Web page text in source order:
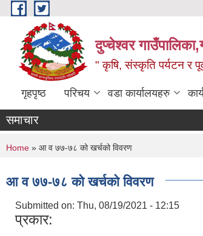
Skip to main content
दुप्चेश्वर
" कृषि, संस्कृति पर्यटन र
गृहपृष्ठ परिचय वडा कार्यालयहरु
समाचार
You are here
Home » आ व ७७-७८ को खर्चको विवरण
आ व ७७-७८ को खर्चको विवरण
Submitted on: Thu, 08/19/2021 - 12:15
प्रकार: